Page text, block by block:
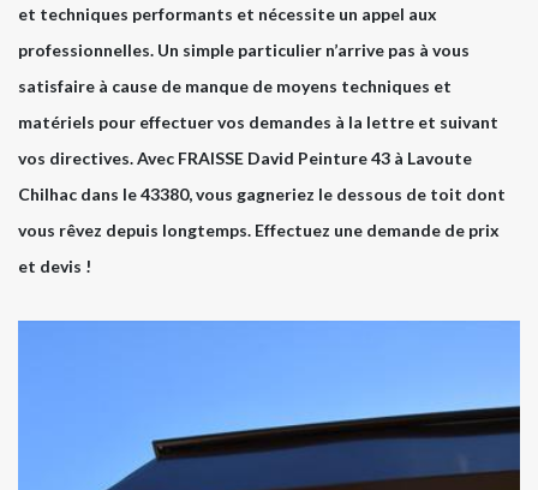
et techniques performants et nécessite un appel aux
professionnelles. Un simple particulier n’arrive pas à vous
satisfaire à cause de manque de moyens techniques et
matériels pour effectuer vos demandes à la lettre et suivant
vos directives. Avec FRAISSE David Peinture 43 à Lavoute
Chilhac dans le 43380, vous gagneriez le dessous de toit dont
vous rêvez depuis longtemps. Effectuez une demande de prix
et devis !